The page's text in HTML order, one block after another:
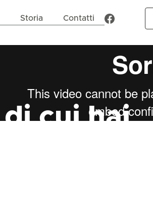
Storia Contatti
cui hai